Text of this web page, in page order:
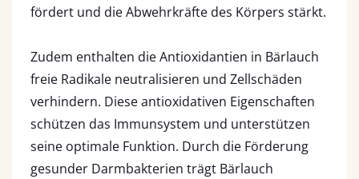
fördert und die Abwehrkräfte des Körpers stärkt.
Zudem enthalten die Antioxidantien in Bärlauch
freie Radikale neutralisieren und Zellschäden
verhindern. Diese antioxidativen Eigenschaften
schützen das Immunsystem und unterstützen
seine optimale Funktion. Durch die Förderung
gesunder Darmbakterien trägt Bärlauch